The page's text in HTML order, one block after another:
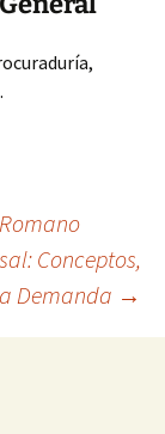
Conceptos,
Demanda →